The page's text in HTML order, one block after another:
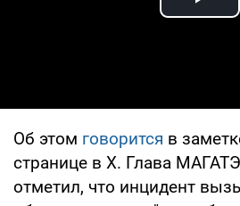
Об этом говорится в
странице в Х. Глава
отметил, что инцидент